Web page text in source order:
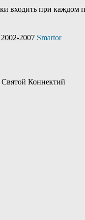
входить при каждом
2007 Smartor
Коннектий